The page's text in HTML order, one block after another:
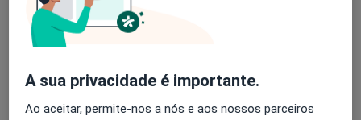
Experiência
Principais doenças tratadas
Pericardite
Arteriosclerose +24
A sua privacidade é importante.
Ao aceitar, permite-nos a nós e aos nossos parceiros